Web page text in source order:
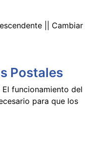
|| Cambiar
Postales
funcionamiento del
para que los